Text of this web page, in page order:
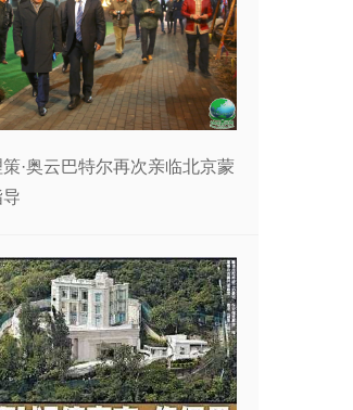
·奥云巴特尔再次亲临北京蒙